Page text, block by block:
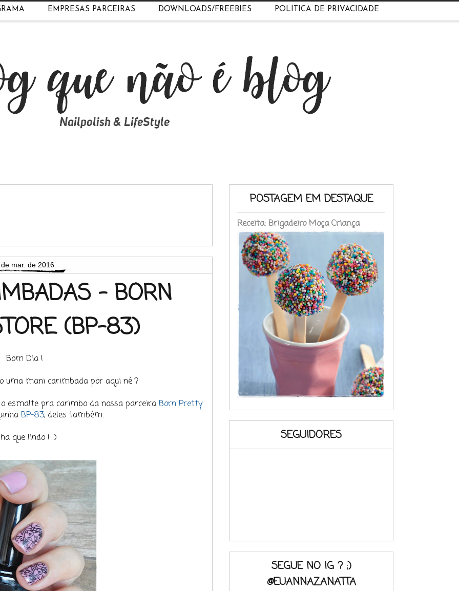
EMPRESAS PARCEIRAS DOWNLOADS/FREEBIES POLÍTICA DE PRIVACIDADE
mar. de 2016
- BORN
(BP-83)
Bom Dia !
uma mani carimbada por aqui né ?
esmalte pra carimbo da nossa parceira Born Pretty
BP-83, deles também.
que lindo ! :)
POSTAGEM EM DESTAQUE
Receita: Brigadeiro Moça Criança
SEGUIDORES
SEGUE NO IG ? ;)
@EUANNAZANATTA